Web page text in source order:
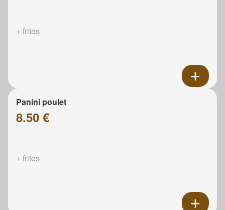
+ frites
Panini poulet
8.50 €
+ frites